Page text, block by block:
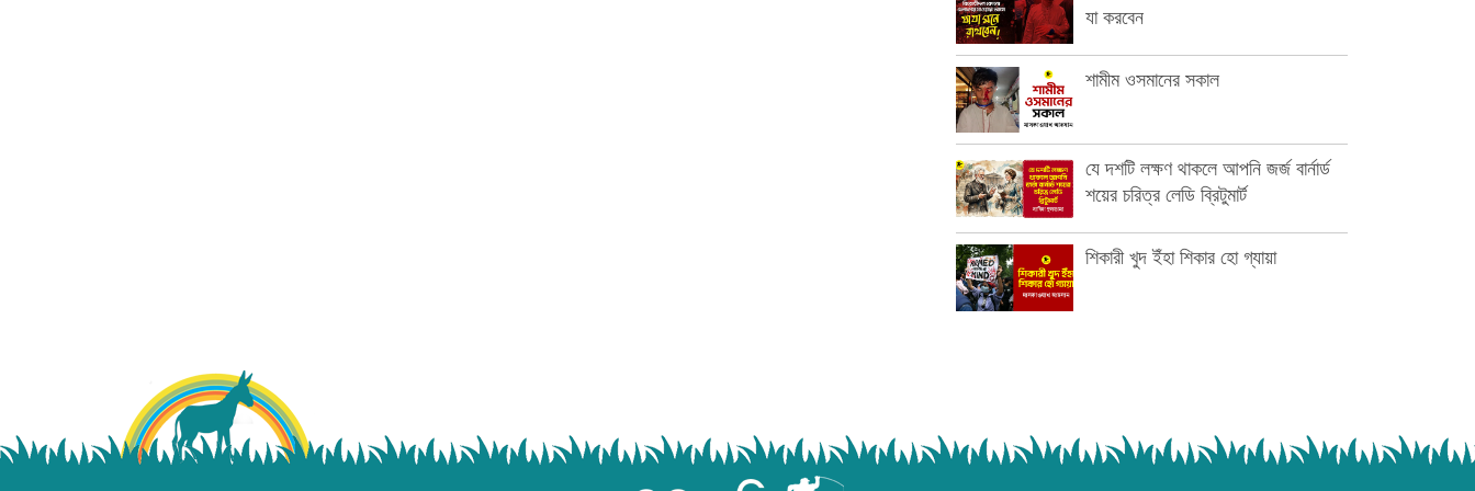
যা করবেন
শামীম ওসমানের সকাল
যে দশটি লক্ষণ থাকলে আপনি জর্জ বার্নার্ড
শয়ের চরিত্র লেডি ব্রিটুমার্ট
শিকারী খুদ ইঁহা শিকার হো গ্যায়া